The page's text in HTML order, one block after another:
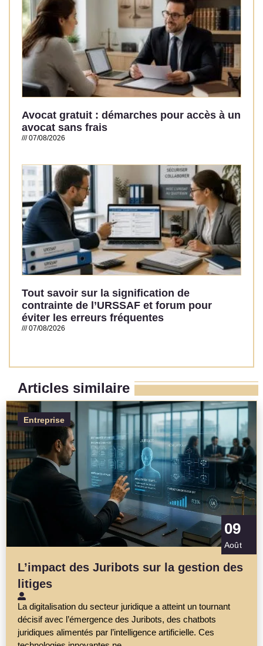
Avocat gratuit : démarches pour accès à un
avocat sans frais
07/08/2026
Tout savoir sur la signification de
contrainte de l’URSSAF et forum pour
éviter les erreurs fréquentes
07/08/2026
Articles similaire
Entreprise
09
Août
L’impact des Juribots sur la gestion des
litiges
La digitalisation du secteur juridique a atteint un tournant
décisif avec l’émergence des Juribots, des chatbots
juridiques alimentés par l’intelligence artificielle. Ces